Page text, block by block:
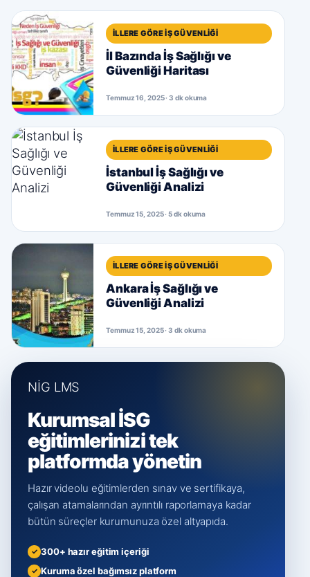
İLLERE GÖRE İŞ GÜVENLIĞI
İl Bazında İş Sağlığı ve
Güvenliği Haritası
Temmuz 16, 2025 · 3 dk okuma
İLLERE GÖRE İŞ GÜVENLIĞI
İstanbul İş Sağlığı ve
Güvenliği Analizi
Temmuz 15, 2025 · 5 dk okuma
İLLERE GÖRE İŞ GÜVENLIĞI
Ankara İş Sağlığı ve
Güvenliği Analizi
Temmuz 15, 2025 · 3 dk okuma
NİG LMS
Kurumsal İSG
eğitimlerinizi tek
platformda yönetin
Hazır videolu eğitimlerden sınav ve sertifikaya,
çalışan atamalarından ayrıntılı raporlamaya kadar
bütün süreçler kurumunuza özel altyapıda.
300+ hazır eğitim içeriği
Kuruma özel bağımsız platform